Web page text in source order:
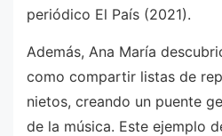
periódico El País (2021).
Además, Ana María
como compartir listas de
nietos, creando un puente
de la música. Este ejemplo